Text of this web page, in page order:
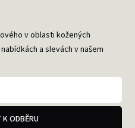
v oblasti kožených
a slevách v našem
ODBĚRU